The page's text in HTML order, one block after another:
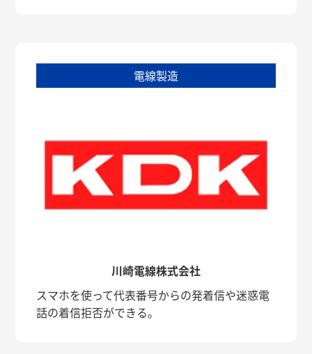
電線製造
川崎電線株式会社
スマホを使って代表番号からの発着信や迷惑電
話の着信拒否ができる。